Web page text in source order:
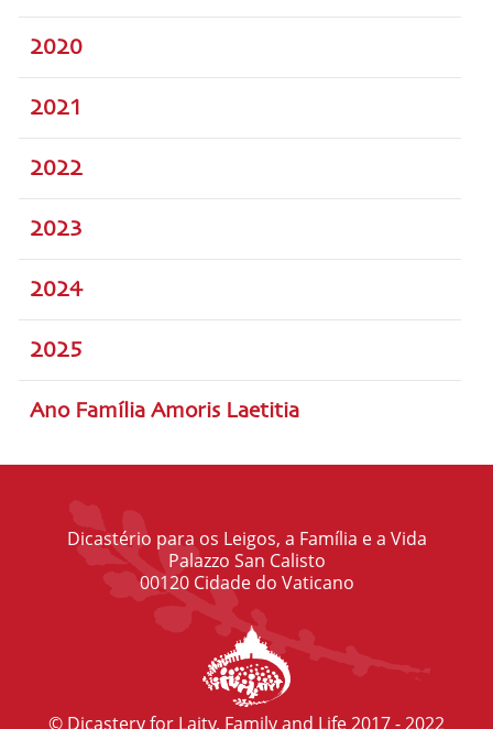
2020
2021
2022
2023
2024
2025
Ano Família Amoris Laetitia
Dicastério para os Leigos, a Família e a Vida
Palazzo San Calisto
00120 Cidade do Vaticano
© Dicastery for Laity, Family and Life 2017 - 2022